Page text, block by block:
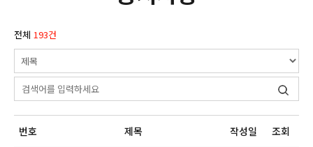
전체 193건
번호 제목 작성일 조회